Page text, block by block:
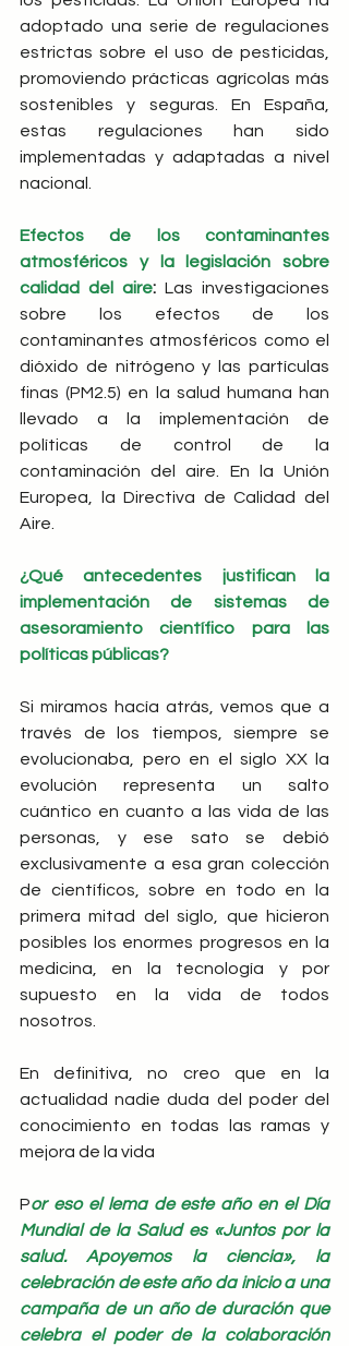
adoptado una serie de regulaciones
estrictas sobre el uso de pesticidas,
promoviendo prácticas agrícolas más
sostenibles y seguras. En España,
estas regulaciones han sido
implementadas y adaptadas a nivel
nacional.
Efectos de los contaminantes
atmosféricos y la legislación sobre
calidad del aire: Las investigaciones
sobre los efectos de los
contaminantes atmosféricos como el
dióxido de nitrógeno y las partículas
finas (PM2.5) en la salud humana han
llevado a la implementación de
políticas de control de la
contaminación del aire. En la Unión
Europea, la Directiva de Calidad del
Aire.
¿Qué antecedentes justifican la
implementación de sistemas de
asesoramiento científico para las
políticas públicas?
Si miramos hacía atrás, vemos que a
través de los tiempos, siempre se
evolucionaba, pero en el siglo XX la
evolución representa un salto
cuántico en cuanto a las vida de las
personas, y ese sato se debió
exclusivamente a esa gran colección
de científicos, sobre en todo en la
primera mitad del siglo, que hicieron
posibles los enormes progresos en la
medicina, en la tecnología y por
supuesto en la vida de todos
nosotros.
En definitiva, no creo que en la
actualidad nadie duda del poder del
conocimiento en todas las ramas y
mejora de la vida
Por eso el lema de este año en el Día
Mundial de la Salud es «Juntos por la
salud. Apoyemos la ciencia», la
celebración de este año da inicio a una
campaña de un año de duración que
celebra el poder de la colaboración